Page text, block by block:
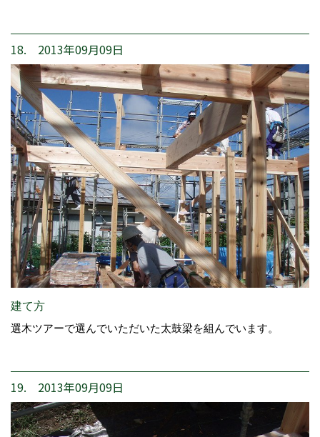
18. 2013年09月09日
建て方
選木ツアーで選んでいただいた太鼓梁を組んでいます。
19. 2013年09月09日